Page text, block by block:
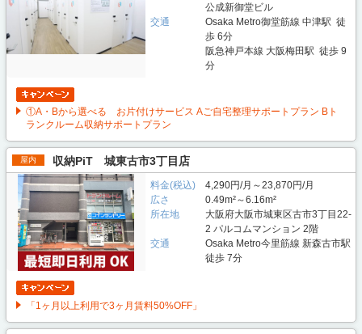
公成新御堂ビル
交通
Osaka Metro御堂筋線 中津駅 徒
歩 6分
阪急神戸本線 大阪梅田駅 徒歩 9
分
①A・Bから選べる お片付けサービス Aご自宅整理サポートプラン Bト
ランクルーム収納サポートプラン
屋内 収納PiT 城東古市3丁目店
料金(税込)
4,290円/月～23,870円/月
広さ
0.49m²～6.16m²
所在地
大阪府大阪市城東区古市3丁目22-
2 パルコムマンション 2階
交通
Osaka Metro今里筋線 新森古市駅
徒歩 7分
「1ヶ月以上利用で3ヶ月賃料50%OFF」